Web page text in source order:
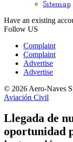
Sitemap
Have an existing
Follow US
Complaint
Complaint
Advertise
Advertise
© 2026 Aero-Naves
Aviación Civil
Llegada de
oportunidad